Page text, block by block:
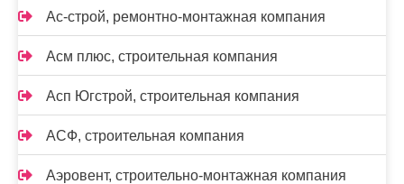
Ас-строй, ремонтно-монтажная компания
Асм плюс, строительная компания
Асп Югстрой, строительная компания
АСФ, строительная компания
Аэровент, строительно-монтажная компания